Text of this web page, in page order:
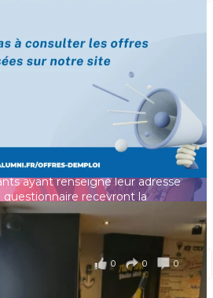
2026] Top départ 🚀
diplômés, vous avez jusqu’au 31
et faire entendre votre voix !
60 ans, cette enquête vise à établir
de la situation socio-
des ingénieurs et scientifiques
ayant renseigné leur adresse
recevront la
...Voir plus
0 0 0
souvenir de moi